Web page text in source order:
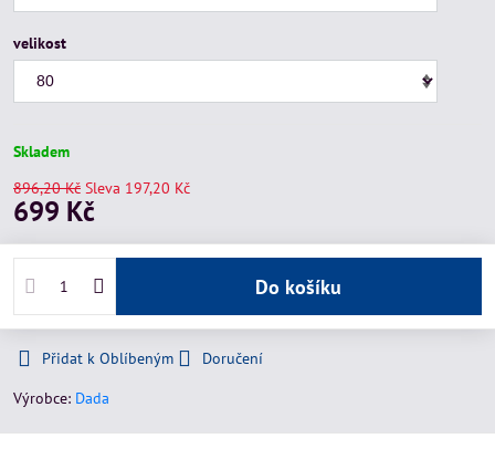
velikost
Skladem
896,20 Kč Sleva 197,20 Kč
699 Kč
Do košíku
Přidat k Oblíbeným
Doručení
Výrobce: Dada